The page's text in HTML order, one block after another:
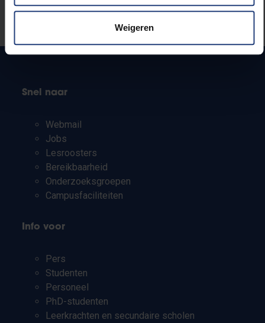
Weigeren
Laat het ons weten
Snel naar
Webmail
Jobs
Lesroosters
Bereikbaarheid
Onderzoeksgroepen
Campusfaciliteiten
Info voor
Pers
Studenten
Personeel
PhD-studenten
Leerkrachten en secundaire scholen